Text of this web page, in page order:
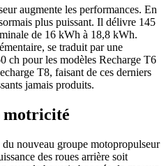
augmente les performances. En
plus puissant. Il délivre 145
de 16 kWh à 18,8 kWh.
se traduit par une
ch pour les modèles Recharge T6
T8, faisant de ces derniers
jamais produits.
motricité
nouveau groupe motopropulseur
des roues arrière soit